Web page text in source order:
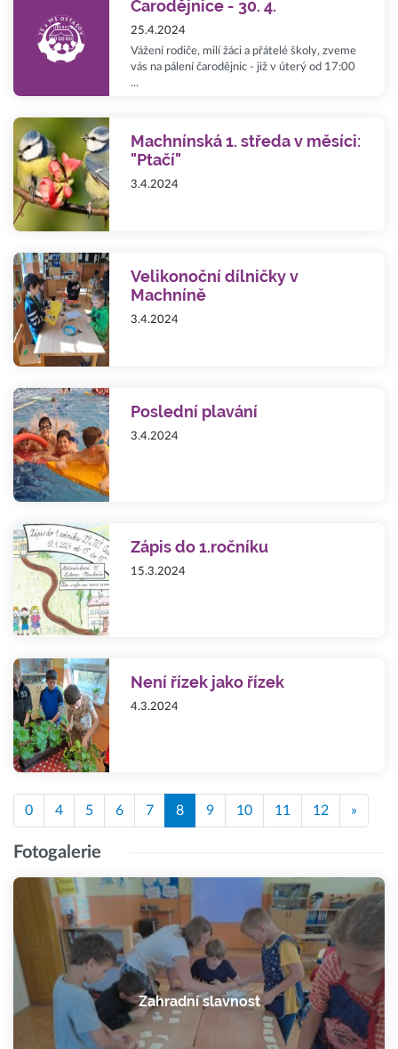
Čarodějnice - 30. 4.
25.4.2024
Vážení rodiče, milí žáci a přátelé školy, zveme
vás na pálení čarodějnic - již v úterý od 17:00
...
Machnínská 1. středa v měsíci:
"Ptačí"
3.4.2024
Velikonoční dílničky v
Machníně
3.4.2024
Poslední plavání
3.4.2024
Zápis do 1.ročníku
15.3.2024
Není řízek jako řízek
4.3.2024
0 4 5 6 7 8 9 10 11 12 »
Fotogalerie
Zahradní slavnost